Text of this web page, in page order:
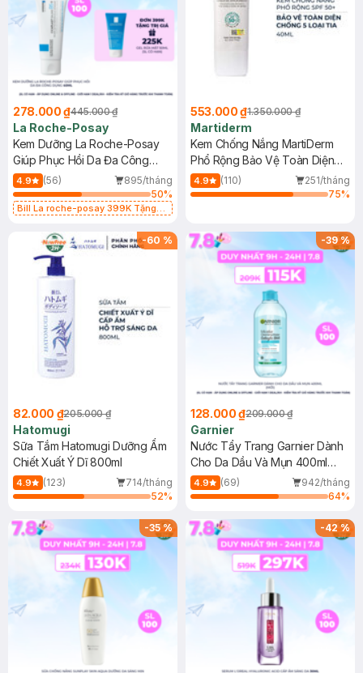
278.000 ₫445.000 ₫
La Roche-Posay
Kem Dưỡng La Roche-Posay
Giúp Phục Hồi Da Đa Công
Dụng 40ml
4.9 (56)
895/tháng
50%
Bill La roche-posay 399K Tặng
(SL có hạn)
553.000 ₫1.350.000 ₫
Martiderm
Kem Chống Nắng MartiDerm
Phổ Rộng Bảo Vệ Toàn Diện
40ml
4.9 (110)
251/tháng
75%
-60 %
82.000 ₫205.000 ₫
Hatomugi
Sữa Tắm Hatomugi Dưỡng Ẩm
Chiết Xuất Ý Dĩ 800ml
4.9 (123)
714/tháng
52%
-39%
128.000 ₫209.000 ₫
Garnier
Nước Tẩy Trang Garnier Dành
Cho Da Dầu Và Mụn 400ml
(Mới)
4.9 (69)
942/tháng
64%
-35% -42%